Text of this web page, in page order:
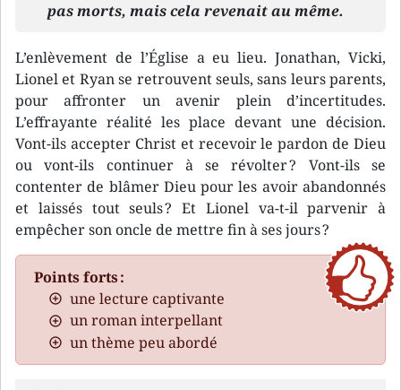
pas morts, mais cela revenait au même.
L’enlèvement de l’Église a eu lieu. Jonathan, Vicki,
Lionel et Ryan se retrouvent seuls, sans leurs parents,
pour affronter un avenir plein d’incertitudes.
L’effrayante réalité les place devant une décision.
Vont-ils accepter Christ et recevoir le pardon de Dieu
ou vont-ils continuer à se révolter ? Vont-ils se
contenter de blâmer Dieu pour les avoir abandonnés
et laissés tout seuls ? Et Lionel va-t-il parvenir à
empêcher son oncle de mettre fin à ses jours ?
Points forts :
une lecture captivante
un roman interpellant
un thème peu abordé